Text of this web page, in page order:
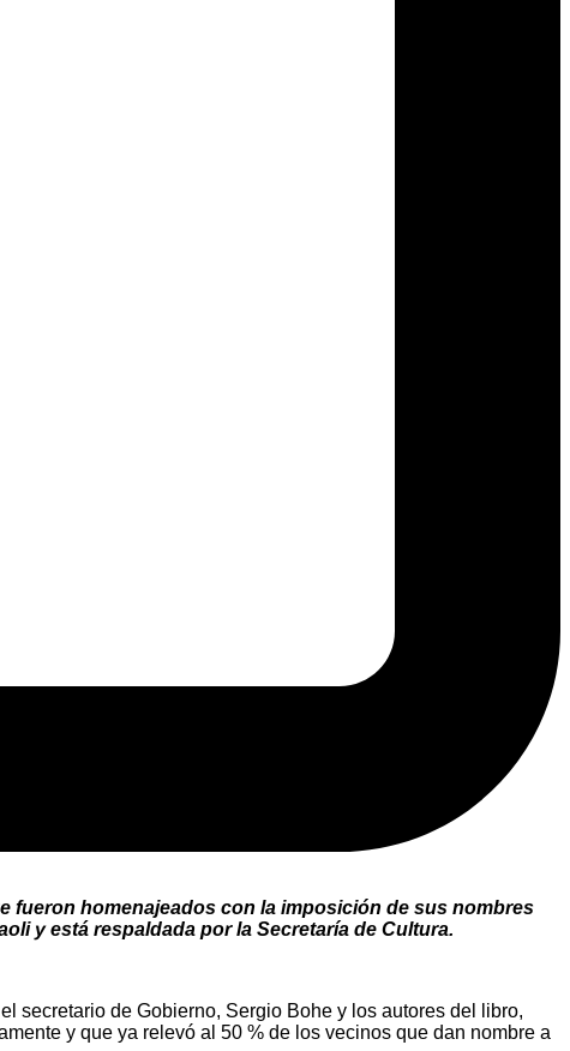
fueron homenajeados con la imposición de sus nombres
y está respaldada por la Secretaría de Cultura.
secretario de Gobierno, Sergio Bohe y los autores del libro,
y que ya relevó al 50 % de los vecinos que dan nombre a